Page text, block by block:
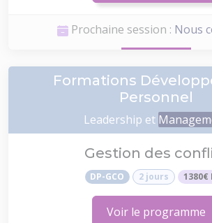
Prochaine session : Nous
Formations
Personnel
Leadership et
Gestion des
DP-GCO 2 jours 1380€
Voir le programme